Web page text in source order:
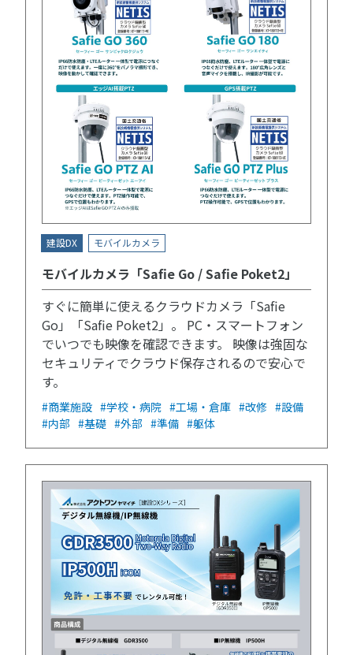
建設DX モバイルカメラ
モバイルカメラ「Safie Go / Safie Poket2」
すぐに簡単に使えるクラウドカメラ「Safie
Go」「Safie Poket2」。 PC・スマートフォン
でいつでも映像を確認できます。 映像は強固な
セキュリティでクラウド保存されるので安心で
す。
#商業施設 #学校・病院 #工場・倉庫 #改修 #設備
#内部 #基礎 #外部 #準備 #躯体